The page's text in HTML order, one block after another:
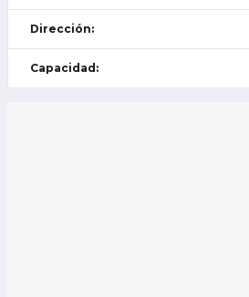
Dirección:
Capacidad: